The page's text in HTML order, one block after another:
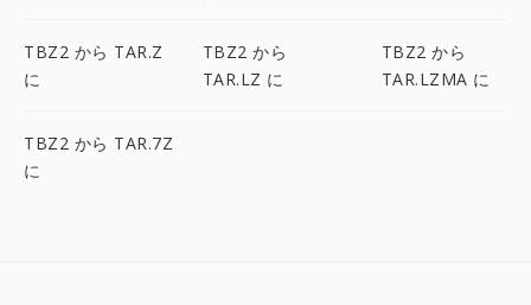
TBZ2 から TAR.Z
に
TBZ2 から
TAR.LZ に
TBZ2 から
TAR.LZMA に
TBZ2 から TAR.7Z
に